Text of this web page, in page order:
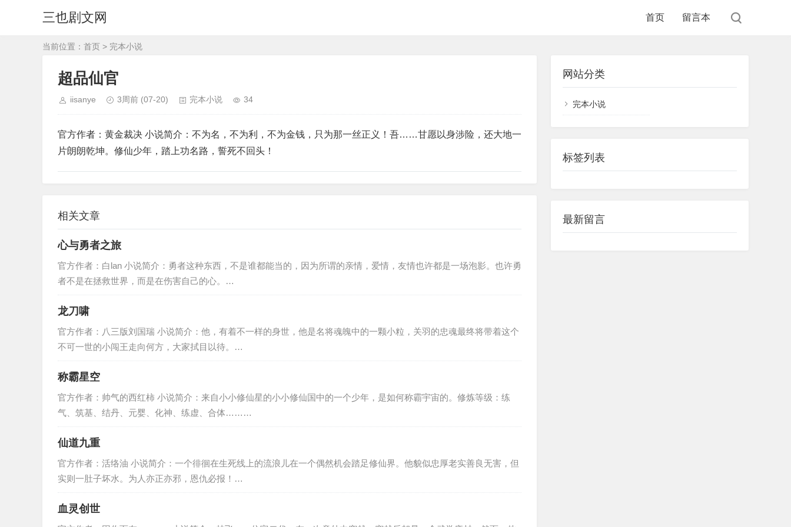
三也剧文网 首页 留言本
当前位置： 首页 > 完本小说
超品仙官
iisanye 3周前 (07-20) 完本小说 34
官方作者：黄金裁决 小说简介：不为名，不为利，不为金钱，只为那一丝正义！吾……甘愿以身涉险，还大地一
片朗朗乾坤。修仙少年，踏上功名路，誓死不回头！
相关文章
心与勇者之旅
官方作者：白lan 小说简介：勇者这种东西，不是谁都能当的，因为所谓的亲情，爱情，友情也许都是一场泡影。也许勇
者不是在拯救世界，而是在伤害自己的心。…
龙刀啸
官方作者：八三版刘国瑞 小说简介：他，有着不一样的身世，他是名将魂魄中的一颗小粒，关羽的忠魂最终将带着这个
不可一世的小闯王走向何方，大家拭目以待。…
称霸星空
官方作者：帅气的西红柿 小说简介：来自小小修仙星的小小修仙国中的一个少年，是如何称霸宇宙的。修炼等级：练
气、筑基、结丹、元婴、化神、练虚、合体………
仙道九重
官方作者：活络油 小说简介：一个徘徊在生死线上的流浪儿在一个偶然机会踏足修仙界。他貌似忠厚老实善良无害，但
实则一肚子坏水。为人亦正亦邪，恩仇必报！…
血灵创世
网站分类
完本小说
标签列表
最新留言